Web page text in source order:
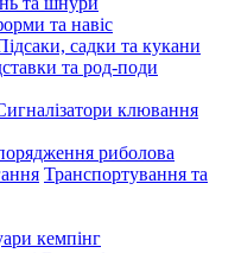
та навіс
садки та кукани
та род-поди
клювання
риболова
Транспортування та
кемпінг